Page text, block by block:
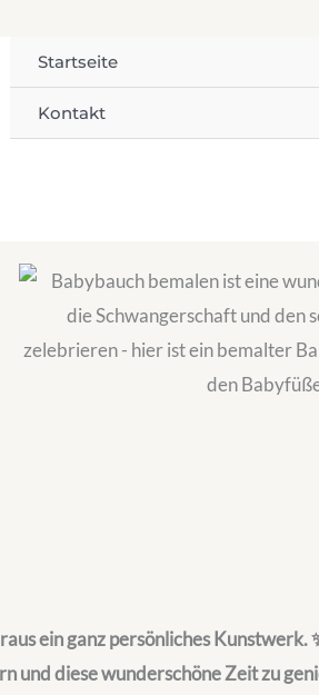
Startseite
Kontakt
ein ganz persönliches Kunstwerk.
und diese wunderschöne Zeit zu